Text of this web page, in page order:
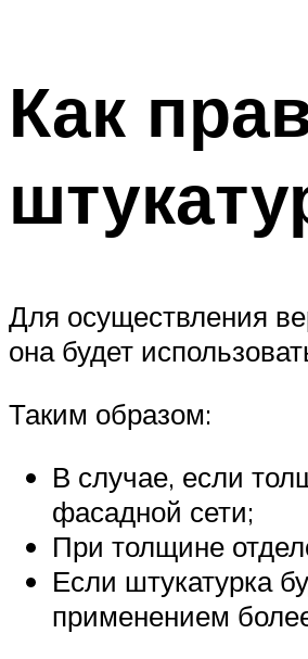
Как
Для осуществления
она будет
Таким образом:
В случае, если
фасадной сети;
При толщине
Если штукатурка
применением